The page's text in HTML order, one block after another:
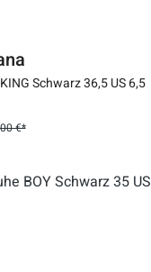
Schwarz 36,5 US 6,5
€*